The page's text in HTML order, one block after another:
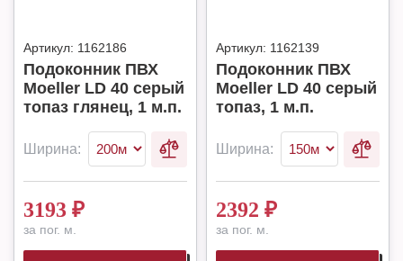
Артикул: 1162186
Подоконник ПВХ
Moeller LD 40 серый
топаз глянец, 1 м.п.
Ширина:
3193 ₽
за пог. м.
Артикул: 1162139
Подоконник ПВХ
Moeller LD 40 серый
топаз, 1 м.п.
Ширина:
2392 ₽
за пог. м.